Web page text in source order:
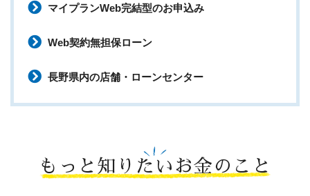
マイプランWeb完結型のお申込み
Web契約無担保ローン
長野県内の店舗・ローンセンター
もっと知りたいお金のこと